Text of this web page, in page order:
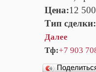
Цена:12
Тип сделки:
Далее
Тф:+7 903